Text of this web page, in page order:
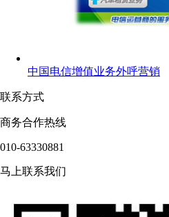
中国电信增值业务外呼营销
联系方式
商务合作热线
010-63330881
马上联系我们